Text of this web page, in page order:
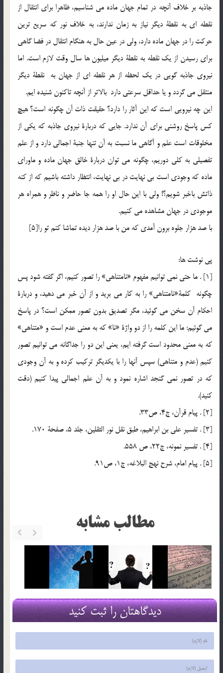
جاذبه بر خلاف آنچه در تمام جهان ماده مي شناسيم، ظاهرا براي انتقال از
نقطه اي به نقطة ديگر نياز به زمان ندارند، به خلاف نور كه سريع ترين
حركت را در جهان ماده دارد، ولي در عين حال به هنگام انتقال در فضا گاهي
براي رسيدن از يك نقطه به نقطة ديگر ميليون ها سال وقت لازم است. اما
نيروي جاذبه گويي در يك لحظه از هر نقطه اي از جهان به نقطة ديگر
منتقل مي گردد و يا حداقل سرعتي دارد بالاتر از آنچه تاكنون شنيده ايم.
اين چه نيرويي است كه اين آثار را دارد؟ حقيقت ذات آن چگونه است؟ هيچ
كس پاسخ روشني براي آن ندارد. جايي كه دربارة نيروي جاذبه كه يكي از
مخلوقات است علم و آگاهي ما نسبت به آن تنها جنبة اجمالي دارد و از علم
تفصيلي به كلي دوريم، چگونه مي توان دربارة خالق جهان ماده و ماوراي
ماده كه وجودي است بي نهايت در بي نهايت، انتظار داشته باشيم كه از كنه
ذاتش باخبر شويم؟! ولي با اين حال او را همه جا حاضر و ناظر و همراه هر
موجودي در جهان مشاهده مي كنيم.
با صد هزار جلوه برون آمدي كه من با صد هزار ديده تماشا كنم تو را[5]
پي نوشت ها:
[1] . ما حتي نمي توانيم مفهوم «نامتناهي» را تصور كنيم، اگر گفته شود پس
چگونه كلمة‌«نامتناهي» را به كار می بريد و از آن خبر مي دهيد، و دربارة
احكام آن سخن مي گوئيد، مگر تصديق بدون تصور ممكن است؟ در پاسخ
مي گوئيم: ما اين كلمه را از دو واژة «نا» كه به معني عدم است و «متناهي»
كه به معني محدود است گرفته ايم، يعني اين دو را جداگانه مي توانيم تصور
كنيم (عدم و متناهي) سپس آنها را با يكديگر تركيب كرده و به آن وجودي
كه در تصور نمي گنجد اشاره نمود و به آن علم اجمالي پيدا كنيم (دقت
كنيد).
[2] . پيام قرآن، ج4، ص33.
[3] . تفسير علي بن ابراهيم، طبق نقل نور الثقلين، جلد 5، صفحة 170.
[4] . تفسير نمونه، ج22، ص 558.
[5] . پيام امام، شرح نهج البلاغه، ج1، ص91.
مطالب مشابه
دیدگاهتان را ثبت کنید